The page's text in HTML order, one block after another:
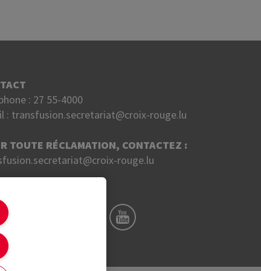
: 27 55-4000
: transfusion.secretariat@croix-rouge.lu
TOUTE RÉCLAMATION, CONTACTEZ :
rouge.lu